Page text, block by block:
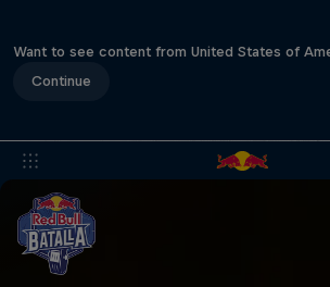
Want to see content from United States of
Continue